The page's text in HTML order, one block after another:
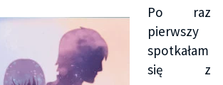
Po raz
pierwszy
spotkałam
się z